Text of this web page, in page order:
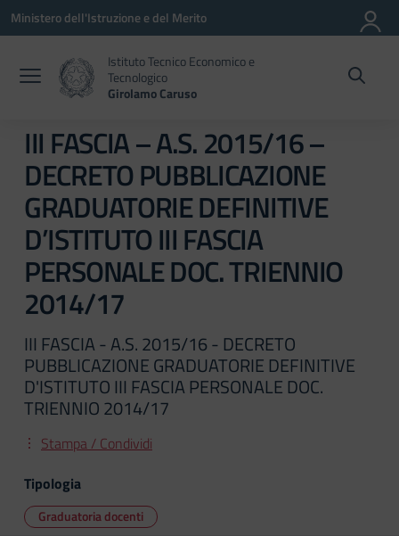
Vai ai contenuti
Vai al menu di navigazione
Vai al footer
Ministero dell'Istruzione e del Merito
Istituto Tecnico Economico e
Tecnologico
Girolamo Caruso
III FASCIA – A.S. 2015/16 –
DECRETO PUBBLICAZIONE
GRADUATORIE DEFINITIVE
D’ISTITUTO III FASCIA
PERSONALE DOC. TRIENNIO
2014/17
III FASCIA - A.S. 2015/16 - DECRETO
PUBBLICAZIONE GRADUATORIE DEFINITIVE
D'ISTITUTO III FASCIA PERSONALE DOC.
TRIENNIO 2014/17
Stampa / Condividi
Tipologia
Graduatoria docenti